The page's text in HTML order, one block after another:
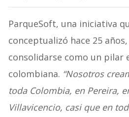
ParqueSoft, una iniciativa
conceptualizó hace 25
consolidarse como un pilar
colombiana. “Nosotros
toda Colombia, en Pereira,
Villavicencio, casi que en